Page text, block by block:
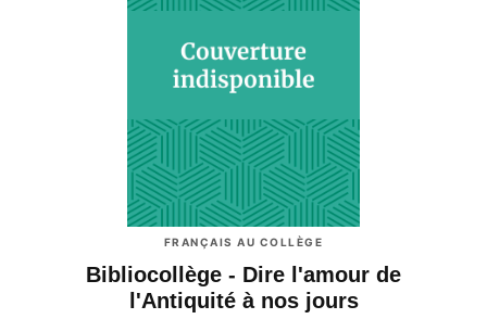
FRANÇAIS AU COLLÈGE
Bibliocollège - Dire l'amour de
l'Antiquité à nos jours